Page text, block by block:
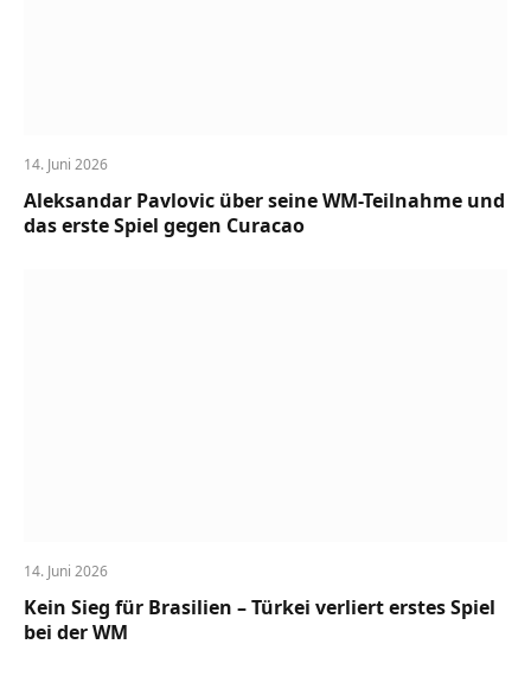
14. Juni 2026
Aleksandar Pavlovic über seine WM-Teilnahme und
das erste Spiel gegen Curacao
14. Juni 2026
Kein Sieg für Brasilien – Türkei verliert erstes Spiel
bei der WM